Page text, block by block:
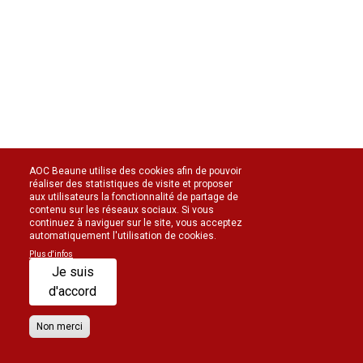
AOC Beaune utilise des cookies afin de pouvoir
réaliser des statistiques de visite et proposer
aux utilisateurs la fonctionnalité de partage de
contenu sur les réseaux sociaux. Si vous
continuez à naviguer sur le site, vous acceptez
automatiquement l'utilisation de cookies.
Plus d'infos
Je suis
d'accord
Non merci